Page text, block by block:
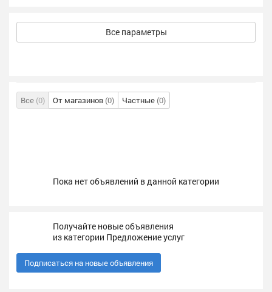
Все параметры
Все (0) От магазинов (0) Частные (0)
Пока нет объявлений в данной категории
Получайте новые объявления
из категории Предложение услуг
Подписаться на новые объявления